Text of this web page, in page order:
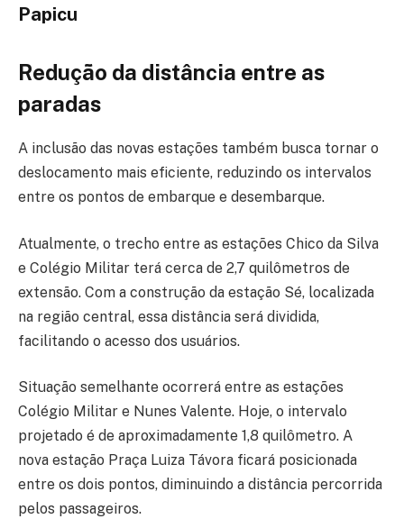
Papicu
Redução da distância entre as
paradas
A inclusão das novas estações também busca tornar o
deslocamento mais eficiente, reduzindo os intervalos
entre os pontos de embarque e desembarque.
Atualmente, o trecho entre as estações Chico da Silva
e Colégio Militar terá cerca de 2,7 quilômetros de
extensão. Com a construção da estação Sé, localizada
na região central, essa distância será dividida,
facilitando o acesso dos usuários.
Situação semelhante ocorrerá entre as estações
Colégio Militar e Nunes Valente. Hoje, o intervalo
projetado é de aproximadamente 1,8 quilômetro. A
nova estação Praça Luiza Távora ficará posicionada
entre os dois pontos, diminuindo a distância percorrida
pelos passageiros.